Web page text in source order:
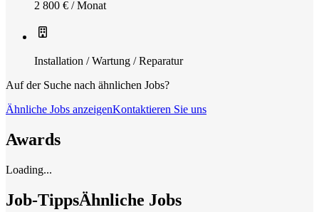
2 800 € / Monat
Installation / Wartung / Reparatur
Auf der Suche nach ähnlichen Jobs?
Ähnliche Jobs anzeigenKontaktieren Sie uns
Awards
Loading...
Job-TippsÄhnliche Jobs